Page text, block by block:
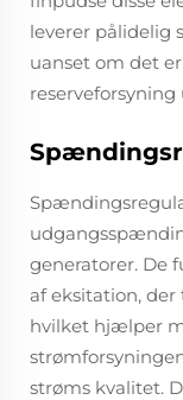
leverer pålidelig
uanset om det
generatorer. De
af eksitation,
hvilket hjælper
strøms kvalitet.